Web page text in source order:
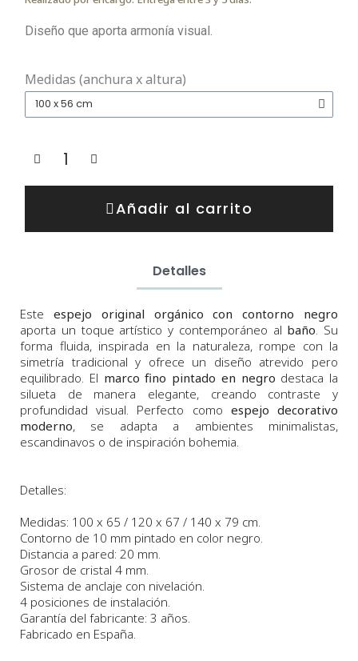
Diseño que aporta armonía visual.
Medidas (anchura x altura)
Añadir al carrito
Detalles
Este espejo original orgánico con contorno negro
aporta un toque artístico y contemporáneo al baño . Su
forma fluida, inspirada en la naturaleza, rompe con la
simetría tradicional y ofrece un diseño atrevido pero
equilibrado. El marco fino pintado en negro destaca la
silueta de manera elegante, creando contraste y
profundidad visual. Perfecto como espejo decorativo
moderno, se adapta a ambientes minimalistas,
escandinavos o de inspiración bohemia.
Detalles:
Medidas: 100 x 65 / 120 x 67 / 140 x 79 cm.
Contorno de 10 mm pintado en color negro.
Distancia a pared: 20 mm.
Grosor de cristal 4 mm.
Sistema de anclaje con nivelación.
4 posiciones de instalación.
Garantía del fabricante: 3 años.
Fabricado en España.